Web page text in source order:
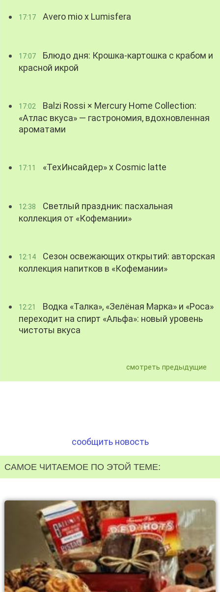
17:17 Avero mio x Lumisfera
17:07
Блюдо дня: Крошка-картошка с крабом и
красной икрой
17:02
Balzi Rossi × Mercury Home Collection:
«Атлас вкуса» — гастрономия, вдохновленная
ароматами
17:11 «ТехИнсайдер» х Cosmic latte
12:38
Светлый праздник: пасхальная
коллекция от «Кофемании»
12:14
Сезон освежающих открытий: авторская
коллекция напитков в «Кофемании»
12:21
Водка «Талка», «Зелёная Марка» и «Роса»
переходит на спирт «Альфа»: новый уровень
чистоты вкуса
смотреть предыдущие
сообщить новость
САМОЕ ЧИТАЕМОЕ ПО ЭТОЙ ТЕМЕ: